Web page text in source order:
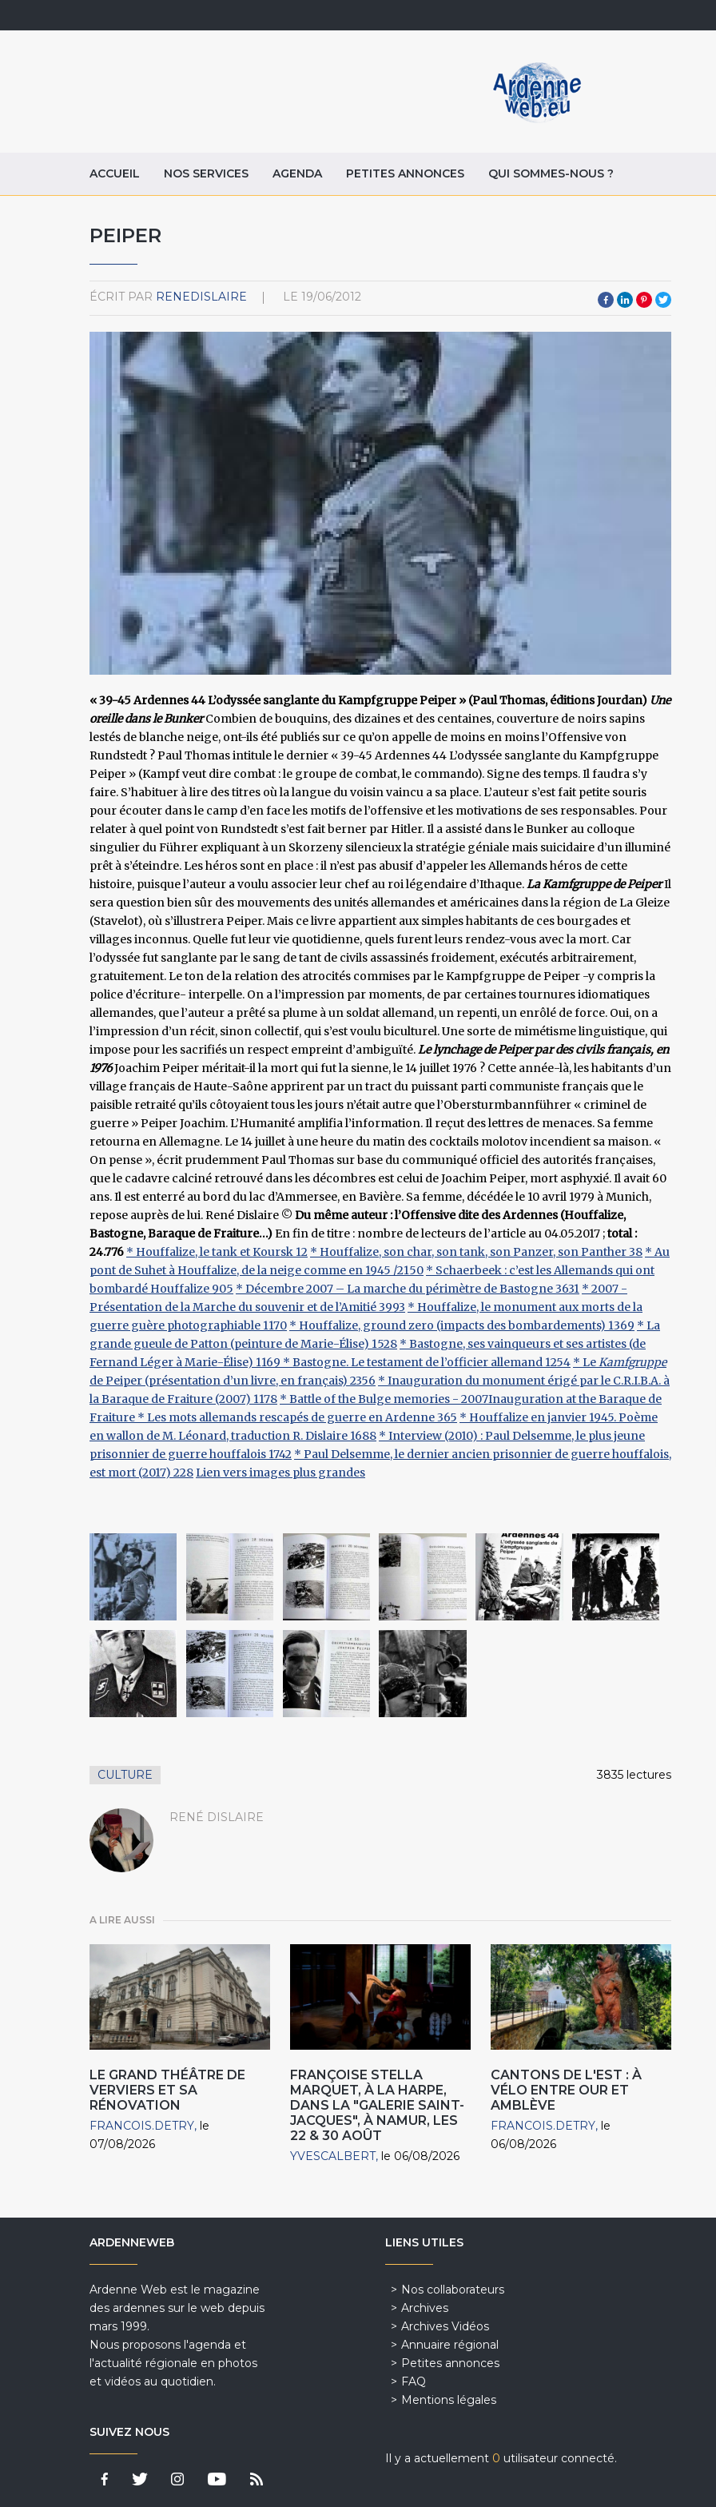
ACCUEIL NOS SERVICES AGENDA PETITES ANNONCES QUI SOMMES-NOUS ?
PEIPER
ÉCRIT PAR RENEDISLAIRE LE 19/06/2012
« 39-45 Ardennes 44 L’odyssée sanglante du Kampfgruppe Peiper » (Paul Thomas, éditions Jourdan) Une
oreille dans le BunkerCombien de bouquins, des dizaines et des centaines, couverture de noirs sapins
lestés de blanche neige, ont-ils été publiés sur ce qu’on appelle de moins en moins l’Offensive von
Rundstedt ? Paul Thomas intitule le dernier « 39-45 Ardennes 44 L’odyssée sanglante du Kampfgruppe
Peiper » (Kampf veut dire combat : le groupe de combat, le commando). Signe des temps. Il faudra s’y
faire. S’habituer à lire des titres où la langue du voisin vaincu a sa place. L’auteur s’est fait petite souris
pour écouter dans le camp d’en face les motifs de l’offensive et les motivations de ses responsables. Pour
relater à quel point von Rundstedt s’est fait berner par Hitler. Il a assisté dans le Bunker au colloque
singulier du Führer expliquant à un Skorzeny silencieux la stratégie géniale mais suicidaire d’un illuminé
prêt à s’éteindre. Les héros sont en place : il n’est pas abusif d’appeler les Allemands héros de cette
histoire, puisque l’auteur a voulu associer leur chef au roi légendaire d’Ithaque.La Kamfgruppe de PeiperIl
sera question bien sûr des mouvements des unités allemandes et américaines dans la région de La Gleize
(Stavelot), où s’illustrera Peiper. Mais ce livre appartient aux simples habitants de ces bourgades et
villages inconnus. Quelle fut leur vie quotidienne, quels furent leurs rendez-vous avec la mort. Car
l’odyssée fut sanglante par le sang de tant de civils assassinés froidement, exécutés arbitrairement,
gratuitement. Le ton de la relation des atrocités commises par le Kampfgruppe de Peiper -y compris la
police d’écriture- interpelle. On a l’impression par moments, de par certaines tournures idiomatiques
allemandes, que l’auteur a prêté sa plume à un soldat allemand, un repenti, un enrôlé de force. Oui, on a
l’impression d’un récit, sinon collectif, qui s’est voulu biculturel. Une sorte de mimétisme linguistique, qui
impose pour les sacrifiés un respect empreint d’ambiguïté.Le lynchage de Peiper par des civils français, en
1976Joachim Peiper méritait-il la mort qui fut la sienne, le 14 juillet 1976 ? Cette année-là, les habitants d’un
village français de Haute-Saône apprirent par un tract du puissant parti communiste français que le
paisible retraité qu’ils côtoyaient tous les jours n’était autre que l’Obersturmbannführer « criminel de
guerre » Peiper Joachim. L’Humanité amplifia l’information. Il reçut des lettres de menaces. Sa femme
retourna en Allemagne. Le 14 juillet à une heure du matin des cocktails molotov incendient sa maison. «
On pense », écrit prudemment Paul Thomas sur base du communiqué officiel des autorités françaises,
que le cadavre calciné retrouvé dans les décombres est celui de Joachim Peiper, mort asphyxié. Il avait 60
ans. Il est enterré au bord du lac d’Ammersee, en Bavière. Sa femme, décédée le 10 avril 1979 à Munich,
repose auprès de lui. René Dislaire © Du même auteur : l’Offensive dite des Ardennes (Houffalize,
Bastogne, Baraque de Fraiture…)En fin de titre : nombre de lecteurs de l’article au 04.05.2017 ;total :
24.776 * Houffalize, le tank et Koursk 12 * Houffalize, son char, son tank, son Panzer, son Panther 38 * Au
pont de Suhet à Houffalize, de la neige comme en 1945 /2150 * Schaerbeek : c’est les Allemands qui ont
bombardé Houffalize 905 * Décembre 2007 – La marche du périmètre de Bastogne 3631 * 2007 -
Présentation de la Marche du souvenir et de l’Amitié 3993 * Houffalize, le monument aux morts de la
guerre guère photographiable 1170 * Houffalize, ground zero (impacts des bombardements) 1369 * La
grande gueule de Patton (peinture de Marie-Élise) 1528 * Bastogne, ses vainqueurs et ses artistes (de
Fernand Léger à Marie-Élise) 1169 * Bastogne. Le testament de l’officier allemand 1254 * LeKamfgruppe
de Peiper (présentation d’un livre, en français) 2356 * Inauguration du monument érigé par le C.R.I.B.A. à
la Baraque de Fraiture (2007) 1178 * Battle of the Bulge memories - 2007Inauguration at the Baraque de
Fraiture * Les mots allemands rescapés de guerre en Ardenne 365 * Houffalize en janvier 1945. Poème
en wallon de M. Léonard, traduction R. Dislaire 1688 * Interview (2010) : Paul Delsemme, le plus jeune
prisonnier de guerre houffalois 1742 * Paul Delsemme, le dernier ancien prisonnier de guerre houffalois,
est mort (2017) 228Lien vers images plus grandes
CULTURE 3835 lectures
RENÉ DISLAIRE
A LIRE AUSSI
LE GRAND THÉÂTRE DE
VERVIERS ET SA
RÉNOVATION
FRANCOIS.DETRY le
07/08/2026
FRANÇOISE STELLA
MARQUET, À LA HARPE,
DANS LA "GALERIE SAINT-
JACQUES", À NAMUR, LES
22 & 30 AOÛT
YVESCALBERT le 06/08/2026
CANTONS DE L'EST : À
VÉLO ENTRE OUR ET
AMBLÈVE
FRANCOIS.DETRY le
06/08/2026
ARDENNEWEB
Ardenne Web est le magazine
des ardennes sur le web depuis
mars 1999.
Nous proposons l'agenda et
l'actualité régionale en photos
et vidéos au quotidien.
SUIVEZ NOUS
LIENS UTILES
Nos collaborateurs
Archives
Archives Vidéos
Annuaire régional
Petites annonces
FAQ
Mentions légales
Il y a actuellement 0 utilisateur connecté.